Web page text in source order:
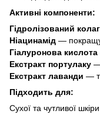
Активні компоненти:
Гідролізований
Ніацинамід —
Гіалуронова кислота
Екстракт портулаку —
Екстракт лаванди —
Підходить для:
Сухої та чутливої шкіри